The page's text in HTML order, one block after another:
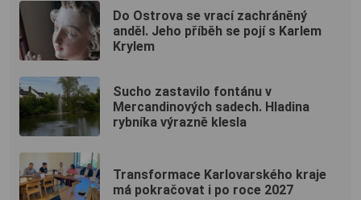
Do Ostrova se vrací zachráněný
anděl. Jeho příběh se pojí s Karlem
Krylem
Sucho zastavilo fontánu v
Mercandinových sadech. Hladina
rybníka výrazně klesla
Transformace Karlovarského kraje
má pokračovat i po roce 2027